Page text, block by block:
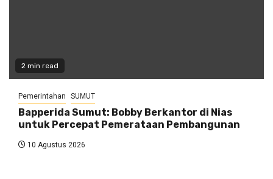
2 min read
Pemerintahan SUMUT
Bapperida Sumut: Bobby Berkantor di Nias
untuk Percepat Pemerataan Pembangunan
10 Agustus 2026